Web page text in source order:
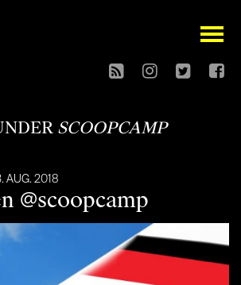
open
SCOOPCAMP
AUG. 2018
@scoopcamp